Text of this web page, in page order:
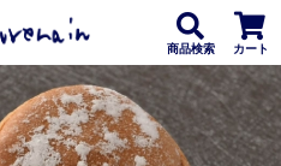
商品検索 カート